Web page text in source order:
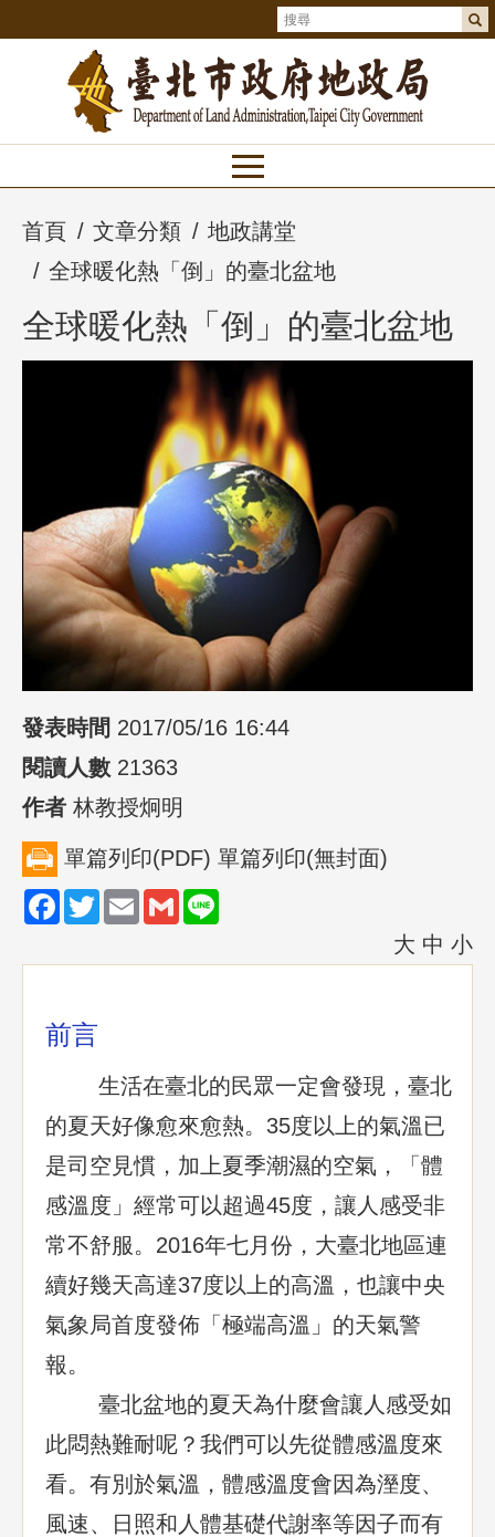
首頁 文章分類
地政講堂
全球暖化熱「倒」的臺北盆地
全球暖化熱「倒」的臺北盆地
發表時間 2017/05/16 16:44
閱讀人數 21363
作者 林教授炯明
單篇列印(PDF) 單篇列印(無封面)
Facebook
TwitterEmailGmail
大 中 小
前言
生活在臺北的民眾一定會發現，臺北
的夏天好像愈來愈熱。35度以上的氣溫已
是司空見慣，加上夏季潮濕的空氣，「體
感溫度」經常可以超過45度，讓人感受非
常不舒服。2016年七月份，大臺北地區連
續好幾天高達37度以上的高溫，也讓中央
氣象局首度發佈「極端高溫」的天氣警
報。
臺北盆地的夏天為什麼會讓人感受如
此悶熱難耐呢？我們可以先從體感溫度來
看。有別於氣溫，體感溫度會因為溼度、
風速、日照和人體基礎代謝率等因子而有